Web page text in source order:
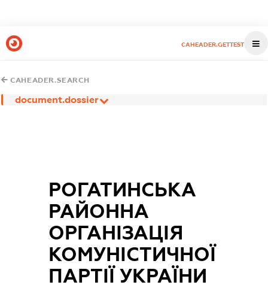
CAHEADER.GETTEST
CAHEADER.SEARCH
document.dossier
РОГАТИНСЬКА
РАЙОННА
ОРГАНІЗАЦІЯ
КОМУНІСТИЧНОЇ
ПАРТІЇ УКРАЇНИ